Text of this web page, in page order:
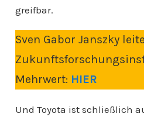
greifbar.
Sven Gabor Janszky
Mehrwert: HIER
Und Toyota ist schließlich